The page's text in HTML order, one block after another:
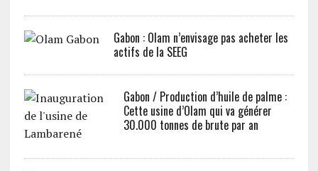
Gabon : Olam n’envisage pas acheter les
actifs de la SEEG
Gabon / Production d’huile de palme :
Cette usine d’Olam qui va générer
30.000 tonnes de brute par an